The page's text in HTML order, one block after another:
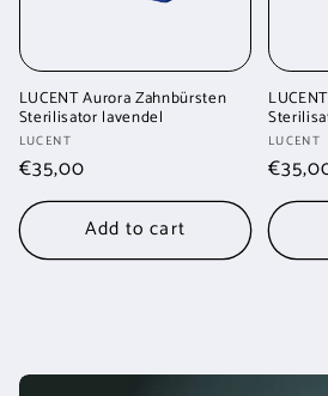
LUCENT Aurora Zahnbürsten
Sterilisator lavendel
Vendor:
LUCENT
Regular
price
€35,00
Add to cart
Vendor:
LUCENT
price